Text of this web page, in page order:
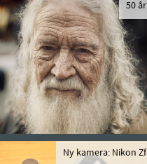
50 år
Ny kamera: Nikon Zf